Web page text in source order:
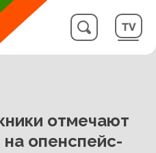
отмечают
опенспейс-